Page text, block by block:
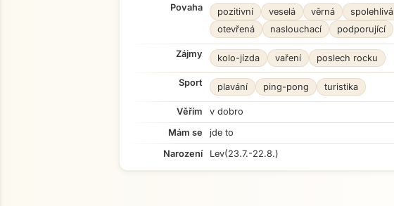
Povaha pozitivní veselá věrná spolehlivá
otevřená
naslouchací podporující
Zájmy kolo-jízda vaření poslech rocku
Sport plavání ping-pong turistika
Věřím
v dobro
Mám se
jde to
Narození
Lev(23.7.-22.8.)